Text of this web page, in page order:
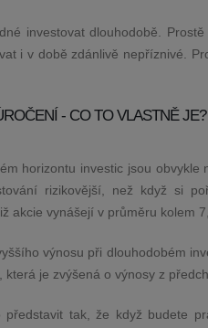
investovat dlouhodobě.
i v době zdánlivě nepříznivé.
- CO TO VLASTNĚ JE?
horizontu investic jsou
rizikovější, než když si
akcie vynášejí v průměru kolem
výnosu při dlouhodobém
která je zvýšená o výnosy z
představit tak, že když budete